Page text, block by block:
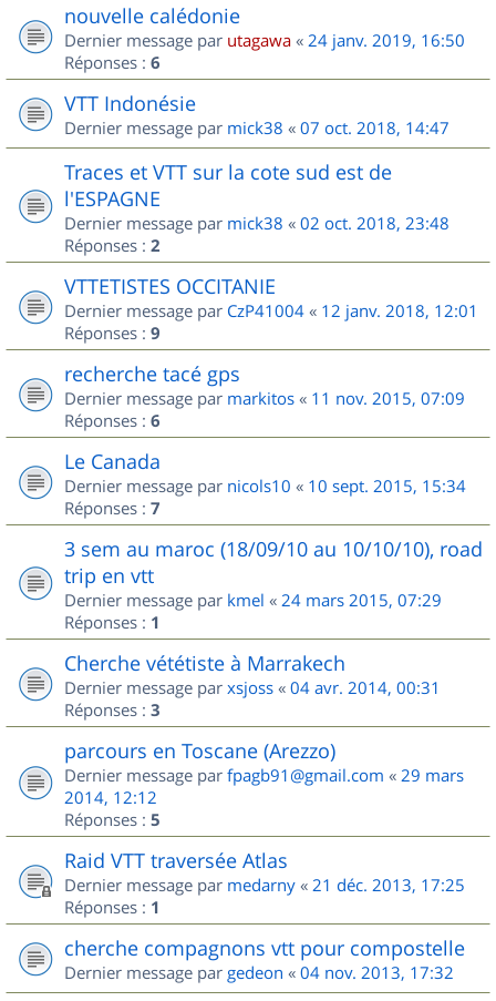
nouvelle calédonie
Dernier message par utagawa « 24 janv. 2019, 16:50
Réponses : 6
VTT Indonésie
Dernier message par mick38 « 07 oct. 2018, 14:47
Traces et VTT sur la cote sud est de
l'ESPAGNE
Dernier message par mick38 « 02 oct. 2018, 23:48
Réponses : 2
VTTETISTES OCCITANIE
Dernier message par CzP41004 « 12 janv. 2018, 12:01
Réponses : 9
recherche tacé gps
Dernier message par markitos « 11 nov. 2015, 07:09
Réponses : 6
Le Canada
Dernier message par nicols10 « 10 sept. 2015, 15:34
Réponses : 7
3 sem au maroc (18/09/10 au 10/10/10), road
trip en vtt
Dernier message par kmel « 24 mars 2015, 07:29
Réponses : 1
Cherche vététiste à Marrakech
Dernier message par xsjoss « 04 avr. 2014, 00:31
Réponses : 3
parcours en Toscane (Arezzo)
Dernier message par fpagb91@gmail.com « 29 mars
2014, 12:12
Réponses : 5
Raid VTT traversée Atlas
Dernier message par medarny « 21 déc. 2013, 17:25
Réponses : 1
cherche compagnons vtt pour compostelle
Dernier message par gedeon « 04 nov. 2013, 17:32